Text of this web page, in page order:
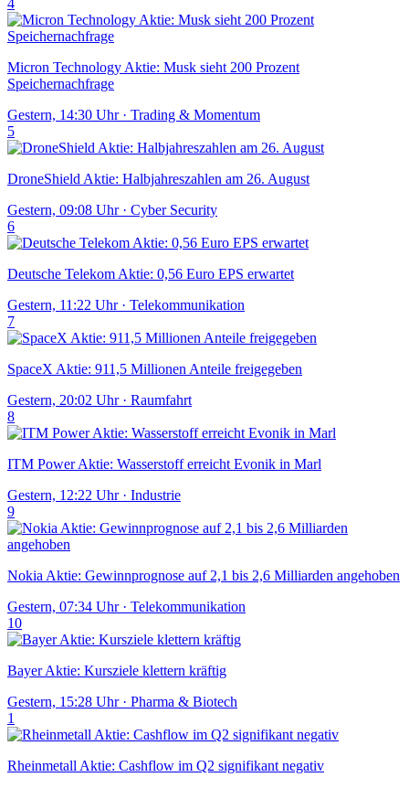
4
Micron Technology Aktie: Musk sieht 200 Prozent
Speichernachfrage
Gestern, 14:30 Uhr · Trading & Momentum
5
DroneShield Aktie: Halbjahreszahlen am 26. August
Gestern, 09:08 Uhr · Cyber Security
6
Deutsche Telekom Aktie: 0,56 Euro EPS erwartet
Gestern, 11:22 Uhr · Telekommunikation
7
SpaceX Aktie: 911,5 Millionen Anteile freigegeben
Gestern, 20:02 Uhr · Raumfahrt
8
ITM Power Aktie: Wasserstoff erreicht Evonik in Marl
Gestern, 12:22 Uhr · Industrie
9
Nokia Aktie: Gewinnprognose auf 2,1 bis 2,6 Milliarden angehoben
Gestern, 07:34 Uhr · Telekommunikation
10
Bayer Aktie: Kursziele klettern kräftig
Gestern, 15:28 Uhr · Pharma & Biotech
1
Rheinmetall Aktie: Cashflow im Q2 signifikant negativ